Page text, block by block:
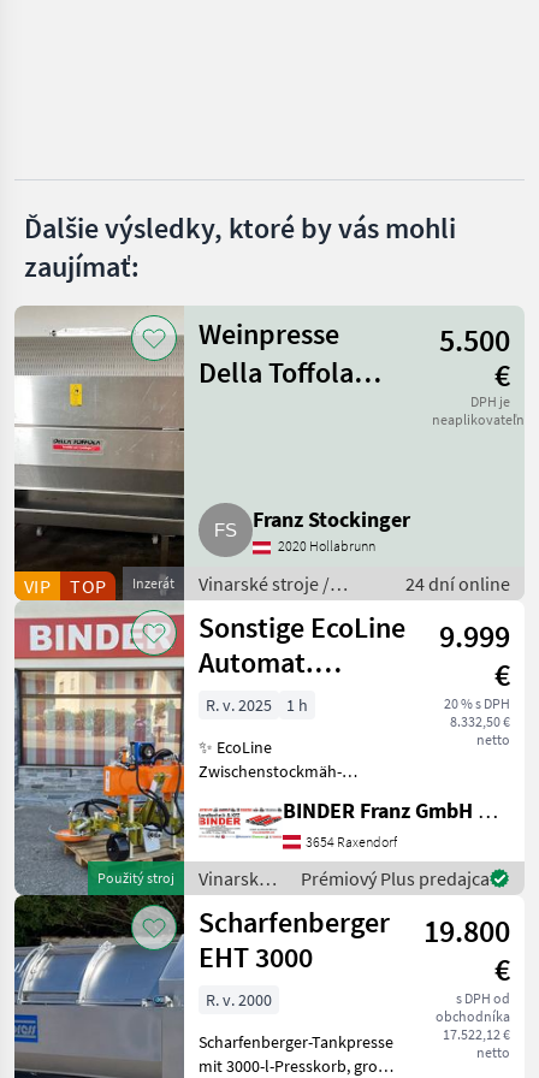
Pellenc
Zobraziť
všetkých
12
MARKETPLACE
Marketplace
Ponuky
predajcov
Ďalšie výsledky, ktoré by vás mohli
zaujímať:
Inzerát
VIP TOP
Weinpresse
Della Toffola
5.500
€
DPH je
neaplikovateľné
Franz Stockinger
2020 Hollabrunn
Vinarské stroje /
Pivničné stroje
24 dní online
Použitý stroj
Sonstige EcoLine
Automat.
Zwischenstockmäher
Ostraticky
9.999
€
20 % s DPH
8.332,50 €
netto
R. v. 2025
1 h
✨ EcoLine
Zwischenstockmäh-
Ostraticky MSO-400HP ✔️
durch Eigenölversorgung
ist Mähen auch ✔️ mit
kleineren Traktoren
problemlos möglich!
BINDER Franz GmbH & CoKG
3654 Raxendorf
Vinarské
stroje /
Sonstige
Prémiový Plus predajca
Scharfenberger
EHT 3000
19.800
€
s DPH od
obchodníka
17.522,12 €
netto
R. v. 2000
Scharfenberger-Tankpresse
mit 3000-l-Presskorb, große